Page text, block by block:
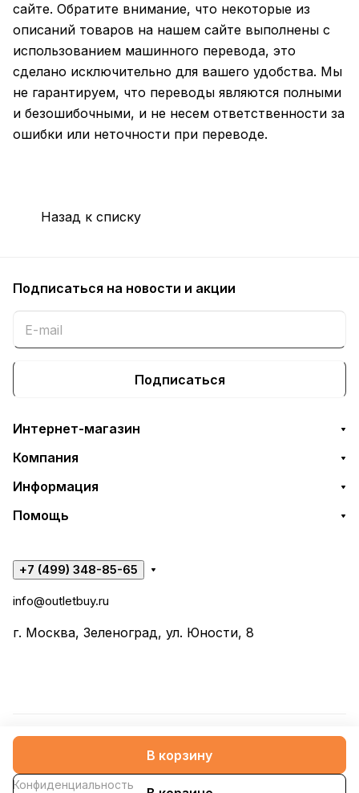
В корзину
сайте. Обратите внимание, что некоторые из
описаний товаров на нашем сайте выполнены с
использованием машинного перевода, это
сделано исключительно для вашего удобства. Мы
не гарантируем, что переводы являются полными
и безошибочными, и не несем ответственности за
ошибки или неточности при переводе.
Назад к списку
Подписаться на новости и акции
Подписаться
Интернет-магазин
Компания
Информация
Помощь
+7 (499) 348-85-65
info@outletbuy.ru
г. Москва, Зеленоград, ул. Юности, 8
Конфиденциальность